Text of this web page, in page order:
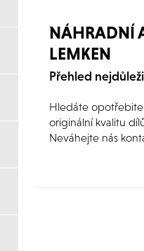
NÁHRADNÍ
LEMKEN
Přehled
Hledáte
originální kvalitu
Neváhejte nás